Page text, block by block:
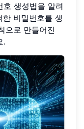
생성법을 알려
비밀번호를 생
으로 만들어진
.